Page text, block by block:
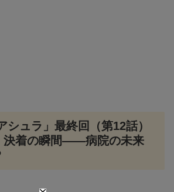
シュラ」最終回（第12話）
決着の瞬間——病院の未来